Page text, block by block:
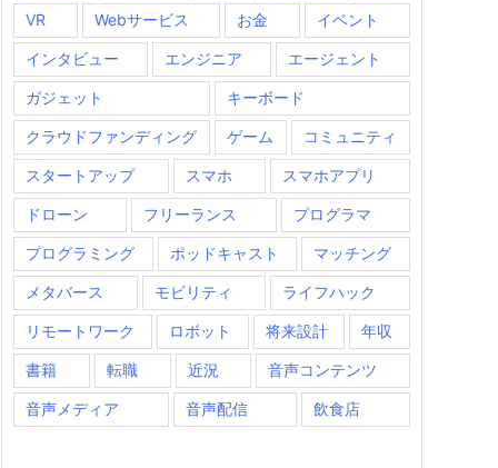
VR
Webサービス お金 イベント
インタビュー エンジニア エージェント
ガジェット キーボード
クラウドファンディング ゲーム コミュニティ
スタートアップ スマホ スマホアプリ
ドローン フリーランス プログラマ
プログラミング ポッドキャスト マッチング
メタバース モビリティ ライフハック
リモートワーク ロボット 将来設計 年収
書籍 転職 近況 音声コンテンツ
音声メディア 音声配信 飲食店